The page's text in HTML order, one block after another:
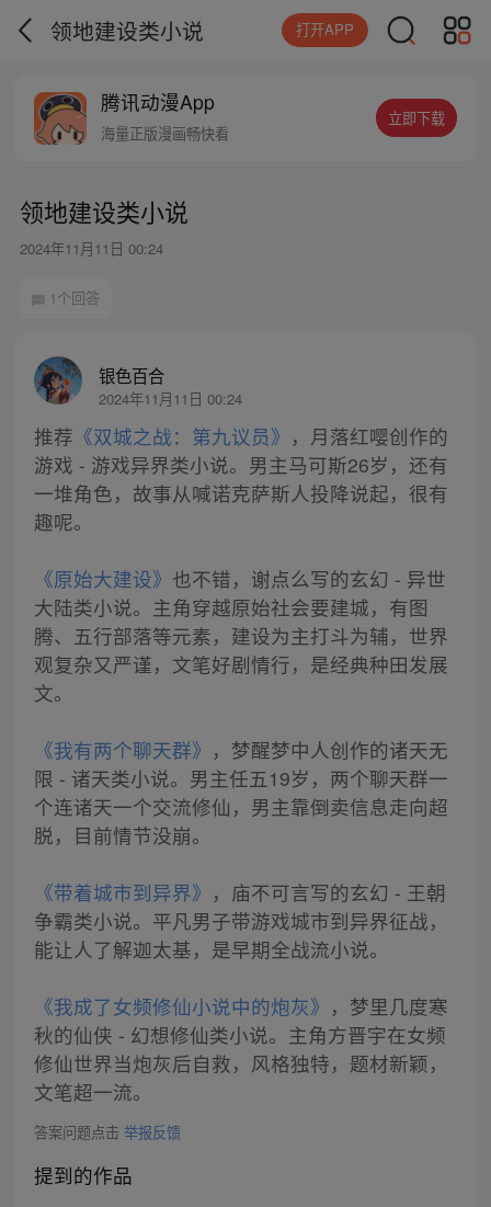
领地建设类小说 打开APP
腾讯动漫App
海量正版漫画畅快看
立即下载
领地建设类小说
2024年11月11日 00:24
1个回答
银色百合
2024年11月11日 00:24
推荐 《双城之战：第九议员》 ，月落红嘤创作的
游戏 - 游戏异界类小说。男主马可斯26岁，还有
一堆角色，故事从喊诺克萨斯人投降说起，很有
趣呢。
《原始大建设》 也不错，谢点么写的玄幻 - 异世
大陆类小说。主角穿越原始社会要建城，有图
腾、五行部落等元素，建设为主打斗为辅，世界
观复杂又严谨，文笔好剧情行，是经典种田发展
文。
《我有两个聊天群》 ，梦醒梦中人创作的诸天无
限 - 诸天类小说。男主任五19岁，两个聊天群一
个连诸天一个交流修仙，男主靠倒卖信息走向超
脱，目前情节没崩。
《带着城市到异界》 ，庙不可言写的玄幻 - 王朝
争霸类小说。平凡男子带游戏城市到异界征战，
能让人了解迦太基，是早期全战流小说。
《我成了女频修仙小说中的炮灰》 ，梦里几度寒
秋的仙侠 - 幻想修仙类小说。主角方晋宇在女频
修仙世界当炮灰后自救，风格独特，题材新颖，
文笔超一流。
答案问题点击 举报反馈
提到的作品